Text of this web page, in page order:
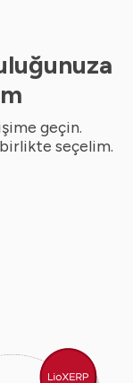
geçin.
seçelim.